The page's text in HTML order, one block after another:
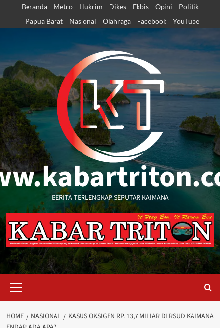
content
Beranda Metro Hukrim Dikes Ekbis Opini
Politik
Papua Barat
Nasional Olahraga Facebook YouTube
BERITA TERLENGKAP SEPUTAR KAIMANA
Menu
HOME NASIONAL
KASUS OKSIGEN RP. 13,7 MILIAR DI RSUD KAIMANA